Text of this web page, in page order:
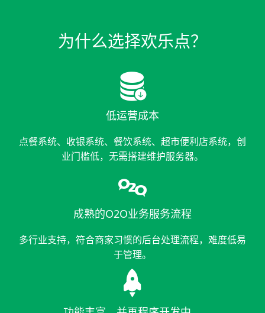
为什么选择欢乐点？

低运营成本
点餐系统、收银系统、餐饮系统、超市便利店系统，创
业门槛低，无需搭建维护服务器。

成熟的O2O业务服务流程
多行业支持，符合商家习惯的后台处理流程，难度低易
于管理。
